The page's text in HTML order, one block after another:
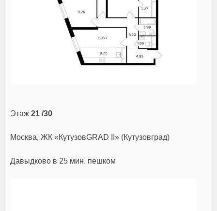
Этаж21 /30
Москва, ЖК «КутузовGRAD II» (Кутузовград)
Давыдково в 25 мин. пешком